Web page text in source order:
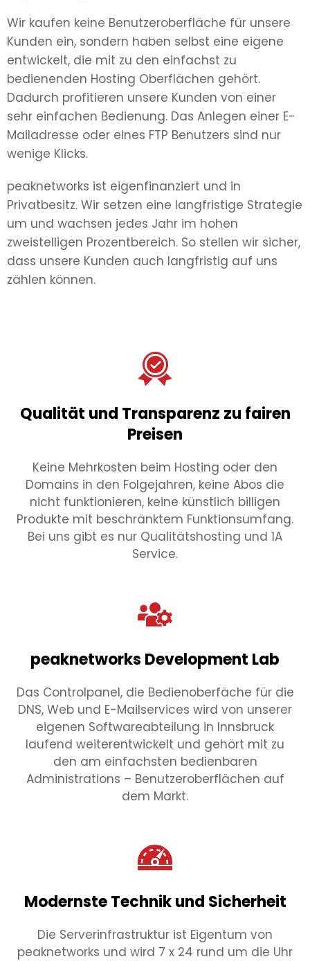
Wir kaufen keine Benutzeroberfläche für unsere
Kunden ein, sondern haben selbst eine eigene
entwickelt, die mit zu den einfachst zu
bedienenden Hosting Oberflächen gehört.
Dadurch profitieren unsere Kunden von einer
sehr einfachen Bedienung. Das Anlegen einer E-
Mailadresse oder eines FTP Benutzers sind nur
wenige Klicks.
peaknetworks ist eigenfinanziert und in
Privatbesitz. Wir setzen eine langfristige Strategie
um und wachsen jedes Jahr im hohen
zweistelligen Prozentbereich. So stellen wir sicher,
dass unsere Kunden auch langfristig auf uns
zählen können.
Qualität und Transparenz zu fairen
Preisen
Keine Mehrkosten beim Hosting oder den
Domains in den Folgejahren, keine Abos die
nicht funktionieren, keine künstlich billigen
Produkte mit beschränktem Funktionsumfang.
Bei uns gibt es nur Qualitätshosting und 1A
Service.
peaknetworks Development Lab
Das Controlpanel, die Bedienoberfäche für die
DNS, Web und E-Mailservices wird von unserer
eigenen Softwareabteilung in Innsbruck
laufend weiterentwickelt und gehört mit zu
den am einfachsten bedienbaren
Administrations – Benutzeroberflächen auf
dem Markt.
Modernste Technik und Sicherheit
Die Serverinfrastruktur ist Eigentum von
peaknetworks und wird 7 x 24 rund um die Uhr